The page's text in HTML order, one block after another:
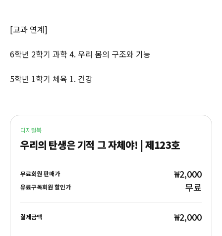
[교과 연계]
6학년 2학기 과학 4. 우리 몸의 구조와 기능
5학년 1학기 체육 1. 건강
디지털북
우리의 탄생은 기적 그 자체야! | 제123호
무료회원 판매가 ₩2,000
유료구독회원 할인가 무료
결제금액 ₩2,000